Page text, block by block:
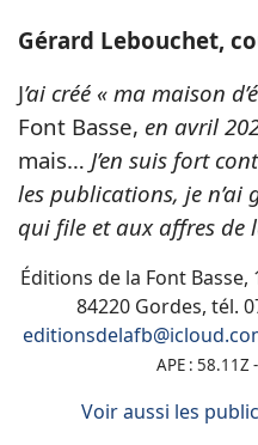
Gérard Lebouchet,
J’ai créé « ma maison
Font Basse, en avril
mais… J’en suis fort
les publications, je n’ai
qui file et aux affres de
Éditions de la Font Basse,
84220 Gordes, tél.
APE : 58.11Z
Voir aussi les